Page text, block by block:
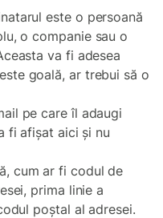
este o persoană
o companie sau o
va fi adesea
goală, ar trebui să o
pe care îl adaugi
fi afișat aici și nu
cum ar fi codul de
prima linie a
poștal al adresei.